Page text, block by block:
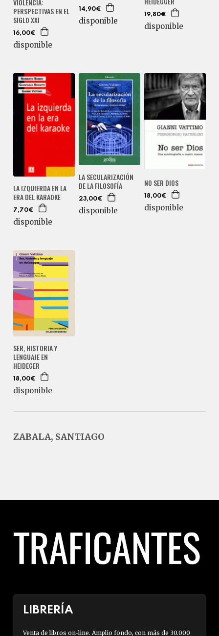
VIOLENCIA:
PERSPECTIVAS EN EL
SIGLO XXI
16,00€
disponible
14,90€
disponible
19,80€
disponible
LA IZQUIERDA EN LA
ERA DEL KARAOKE
7,70€
disponible
LA SECULARIZACIÓN
DE LA FILOSOFÍA
23,00€
disponible
NO SER DIOS
18,00€
disponible
SER, HISTORIA Y
LENGUAJE EN
HEIDEGER
18,00€
disponible
ZABALA, SANTIAGO
LIBRERÍA
Venta de libros on-line. Amplio fondo, con más de 30.000